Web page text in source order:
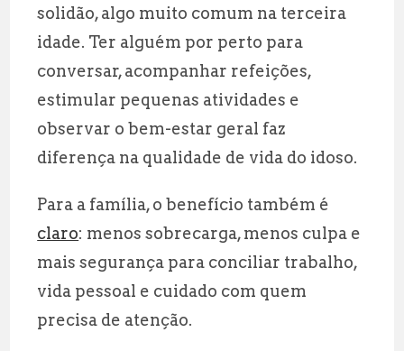
solidão, algo muito comum na terceira
idade. Ter alguém por perto para
conversar, acompanhar refeições,
estimular pequenas atividades e
observar o bem-estar geral faz
diferença na qualidade de vida do idoso.
Para a família, o benefício também é
claro: menos sobrecarga, menos culpa e
mais segurança para conciliar trabalho,
vida pessoal e cuidado com quem
precisa de atenção.